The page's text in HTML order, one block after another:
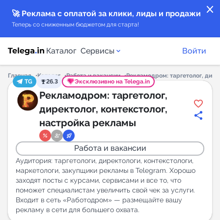
close
🚀 Реклама с оплатой за клики, лиды и продажи
Теперь со сниженным бюджетом для старта!
Каталог Сервисы
Каталог каналов
Каталог ботов
Горящие предложения
Индекс читаемости каналов в Telegram
New
Аналитика MAX каналов
New
Войти
Главная Каталог Работа и вакансии
Рекламодром: таргетолог,
TG
26.3 Эксклюзивно на Telega.in
Рекламодром: таргетолог,
директолог, контекстолог,
настройка рекламы
Работа и вакансии
Аудитория: таргетологи, директологи, контекстологи,
маркетологи, закупщики рекламы в Telegram. Хорошо
заходят посты с курсами, сервисами и все то, что
поможет специалистам увеличить свой чек за услуги.
Входит в сеть «Работодром» — размещайте вашу
рекламу в сети для большего охвата.